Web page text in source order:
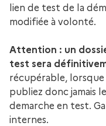
lien de test de la
modifiée à volonté.
Attention : un
test sera
récupérable, lorsque
publiez donc jamais
demarche en test.
internes.